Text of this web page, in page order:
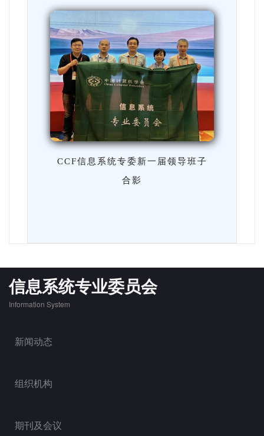
CCF信息系统专委新一届领导班子
合影
信息系统专业委员会
Information System
新闻动态
组织机构
期刊及会议